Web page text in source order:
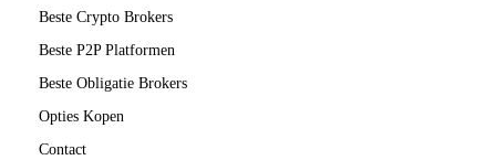
Beste Crypto Brokers
Beste P2P Platformen
Beste Obligatie Brokers
Opties Kopen
Contact